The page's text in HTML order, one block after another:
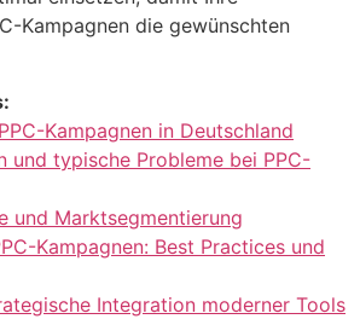
Kampagnen die gewünschten
Kampagnen in Deutschland
und typische Probleme bei PPC-
und Marktsegmentierung
Kampagnen: Best Practices und
Integration moderner Tools